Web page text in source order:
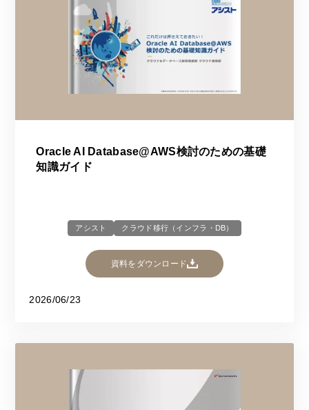
Oracle AI Database@AWS検討のための基礎
知識ガイド
アシスト クラウド移行（インフラ・DB）
資料をダウンロード
2026/06/23